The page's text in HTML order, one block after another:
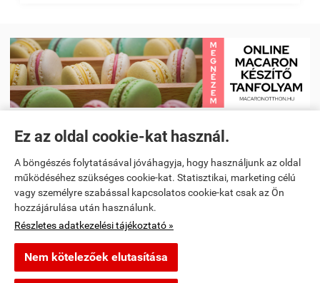
Ez az oldal cookie-kat használ.
A böngészés folytatásával jóváhagyja, hogy használjunk az oldal
működéséhez szükséges cookie-kat. Statisztikai, marketing célú
vagy személyre szabással kapcsolatos cookie-kat csak az Ön
hozzájárulása után használunk.
Részletes adatkezelési tájékoztató »
Nem kötelezőek elutasítása
Receptkönyv e-book és Étrendtervező app|Kezdőlap
Videó receptek megtekintése|Macaron tanfolyam|
Spanyoltanulás magyarul - Online spanyol oktató alkalmazás
Konyhai kiegészítők és kellékek